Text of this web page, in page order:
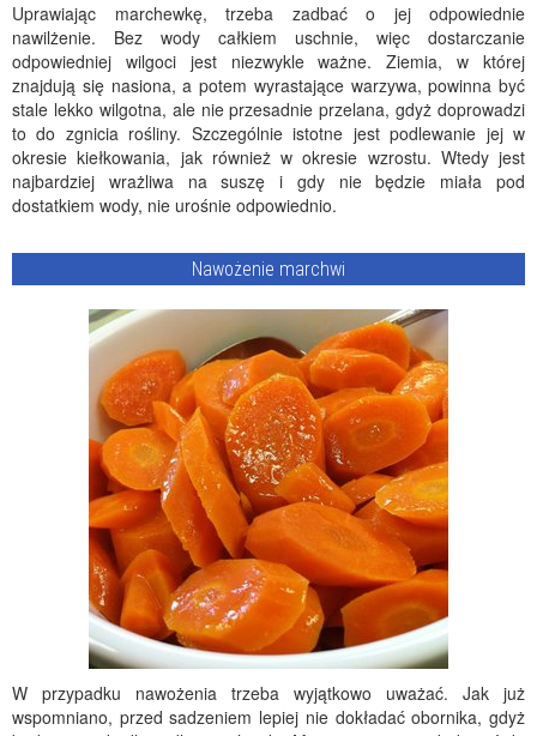
Uprawiając marchewkę, trzeba zadbać o jej odpowiednie
nawilżenie. Bez wody całkiem uschnie, więc dostarczanie
odpowiedniej wilgoci jest niezwykle ważne. Ziemia, w której
znajdują się nasiona, a potem wyrastające warzywa, powinna być
stale lekko wilgotna, ale nie przesadnie przelana, gdyż doprowadzi
to do zgnicia rośliny. Szczególnie istotne jest podlewanie jej w
okresie kiełkowania, jak również w okresie wzrostu. Wtedy jest
najbardziej wrażliwa na suszę i gdy nie będzie miała pod
dostatkiem wody, nie urośnie odpowiednio.
Nawożenie marchwi
W przypadku nawożenia trzeba wyjątkowo uważać. Jak już
wspomniano, przed sadzeniem lepiej nie dokładać obornika, gdyż